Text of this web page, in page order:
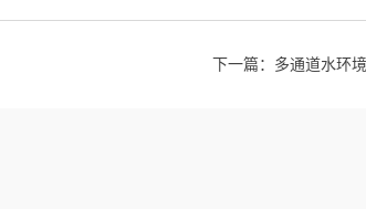
下一篇： 多通道水环